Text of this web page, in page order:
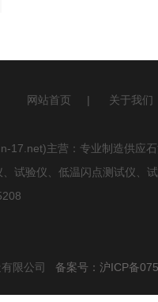
网站首页 | 关于我们
17.net)主营：专业制造供
试验仪、低温闪点测试仪、
有限公司 备案号：沪ICP备